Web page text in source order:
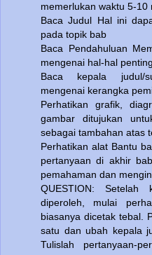
memerlukan waktu 5-10
Baca Judul Hal ini
pada topik bab
Baca Pendahuluan
mengenai hal-hal
Baca kepala judul/
mengenai kerangka
Perhatikan grafik,
gambar ditujukan
sebagai tambahan atas
Perhatikan alat Bantu
pertanyaan di akhir
pemahaman dan
QUESTION: Setelah
diperoleh, mulai
biasanya dicetak tebal.
satu dan ubah kepala
Tulislah pertanyaan-